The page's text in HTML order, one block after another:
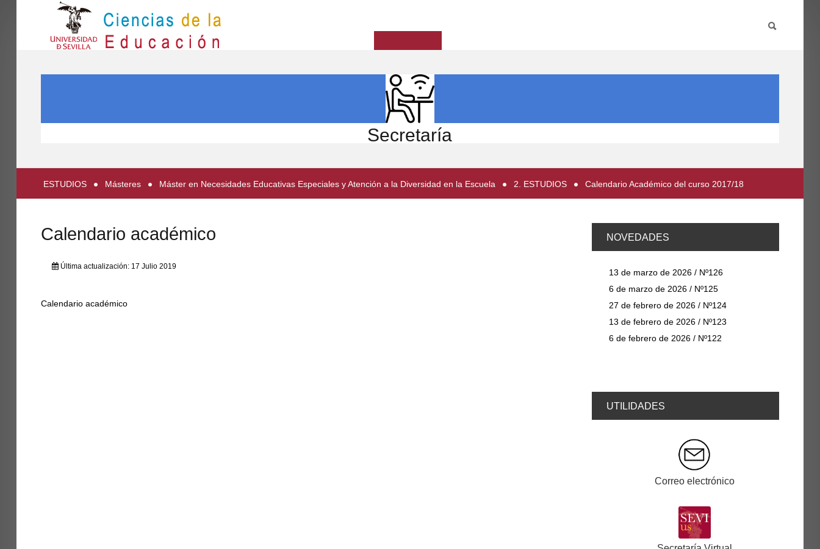
PARTICIPA
Secretaría
ESTUDIOS Másteres Máster en Necesidades Educativas Especiales y Atención a la Diversidad en la Escuela 2. ESTUDIOS Calendario Académico del curso 2017/18
Calendario académico
Última actualización: 17 Julio 2019
Calendario académico
NOVEDADES
13 de marzo de 2026 / Nº126
6 de marzo de 2026 / Nº125
27 de febrero de 2026 / Nº124
13 de febrero de 2026 / Nº123
6 de febrero de 2026 / Nº122
UTILIDADES
Correo electrónico